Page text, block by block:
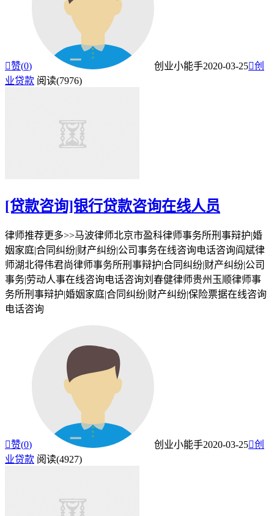
赞(0) 创业小能手2020-03-25创
业贷款 阅读(7976)
[贷款咨询]银行贷款咨询在线人员
律师推荐更多>>马波律师北京市盈科律师事务所刑事辩护|婚
姻家庭|合同纠纷|财产纠纷|公司事务在线咨询电话咨询阎斌律
师湖北得伟君尚律师事务所刑事辩护|合同纠纷|财产纠纷|公司
事务|劳动人事在线咨询电话咨询刘春健律师贵州玉顺律师事
务所刑事辩护|婚姻家庭|合同纠纷|财产纠纷|保险票据在线咨询
电话咨询
赞(0) 创业小能手2020-03-25创
业贷款 阅读(4927)